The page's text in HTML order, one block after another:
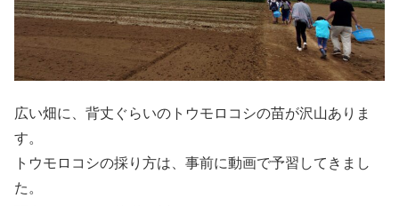
広い畑に、背丈ぐらいのトウモロコシの苗が沢山ありま
す。
トウモロコシの採り方は、事前に動画で予習してきまし
た。